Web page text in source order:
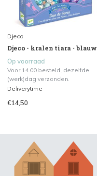
Djeco
Djeco - kralen tiara - blauw
Op voorraad
Voor 14.00 besteld, dezelfde
(werk)dag verzonden.
Deliverytime
€14,50